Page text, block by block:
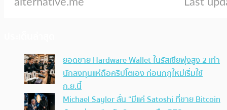
ยอดขาย Hardware Wallet ในรัสเซียพุ่งสูง 2 เท่า
นักลงทุนแห่ถือคริปโตเอง ก่อนกฎใหม่เริ่มใช้
ก.ย.นี้
Michael Saylor ลั่น “มีแค่ Satoshi ที่ขาย Bitcoin